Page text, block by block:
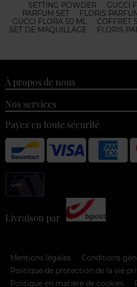
SETTING POWDER
GUCCI
PARFUM SET
FLORIS
GUCCI FLORA 50 ML
COFFRET
SET DE MAQUILLAGE
FLORIS
À propos de nous
Nos services
Payez en toute sécurité
Livraison par
Mentions légales
Conditions
Politique de protection de la vie
Politique en matière de cookies